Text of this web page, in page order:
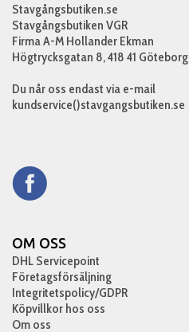
Stavgångsbutiken.se
Stavgångsbutiken VGR
Firma A-M Hollander Ekman
Högtrycksgatan 8, 418 41 Göteborg
Du når oss endast via e-mail
kundservice()stavgangsbutiken.se
OM OSS
DHL Servicepoint
Företagsförsäljning
Integritetspolicy/GDPR
Köpvillkor hos oss
Om oss